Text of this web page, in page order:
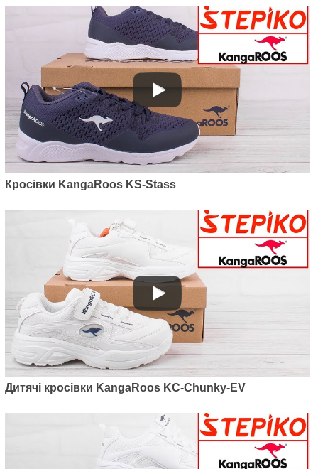
Кросівки KangaRoos KS-Stass
Дитячі кросівки KangaRoos KC-Chunky-EV